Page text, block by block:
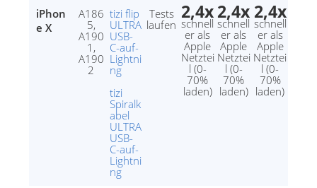
iPhon
e X
A186
5,
A190
1,
A190
2
tizi flip
ULTRA
USB-
C-auf-
Lightni
ng
tizi
Spiralk
abel
ULTRA
USB-
C-auf-
Lightni
ng
Tests
laufen
2,4x
schnell
er als
Apple
Netztei
l (0-
70%
laden)
2,4x
schnell
er als
Apple
Netztei
l (0-
70%
laden)
2,4x
schnell
er als
Apple
Netztei
l (0-
70%
laden)